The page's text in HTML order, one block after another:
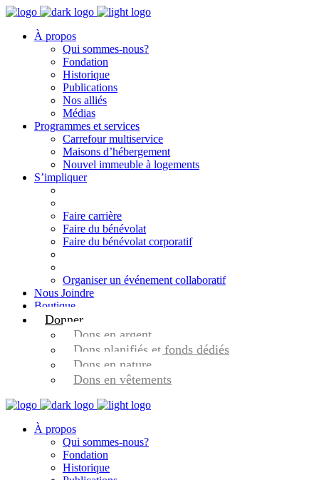
À propos
Qui sommes-nous?
Fondation
Historique
Publications
Nos alliés
Médias
Programmes et services
Carrefour multiservice
Maisons d’hébergement
Nouvel immeuble à logements
S’impliquer
Faire carrière
Faire du bénévolat
Faire du bénévolat corporatif
Organiser un événement collaboratif
Nous Joindre
Boutique
Donner
Dons en argent
Dons planifiés et fonds dédiés
Dons en nature
Dons en vêtements
À propos
Qui sommes-nous?
Fondation
Historique